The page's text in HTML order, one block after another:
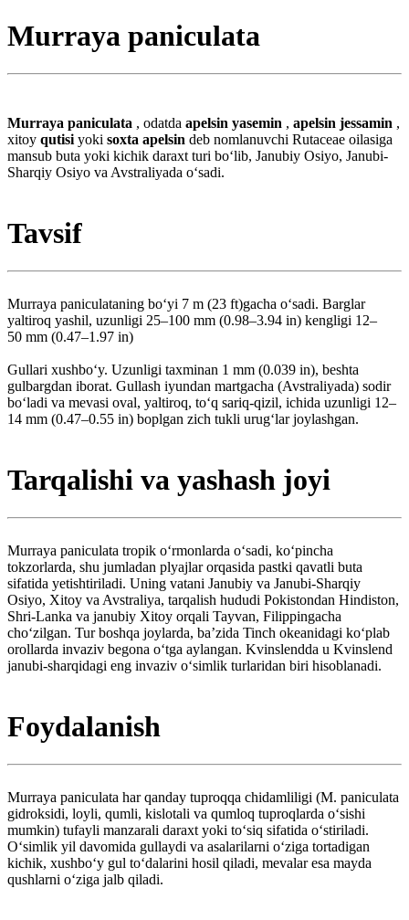
Murraya paniculata
Murraya paniculata , odatda apelsin yasemin , apelsin jessamin ,
xitoy qutisi yoki soxta apelsin deb nomlanuvchi Rutaceae oilasiga
mansub buta yoki kichik daraxt turi boʻlib, Janubiy Osiyo, Janubi-
Sharqiy Osiyo va Avstraliyada o‘sadi.
Tavsif
Murraya paniculataning bo‘yi 7 m (23 ft)gacha o‘sadi. Barglar
yaltiroq yashil, uzunligi 25–100 mm (0.98–3.94 in) kengligi 12–
50 mm (0.47–1.97 in)
Gullari xushboʻy. Uzunligi taxminan 1 mm (0.039 in), beshta
gulbargdan iborat. Gullash iyundan martgacha (Avstraliyada) sodir
boʻladi va mevasi oval, yaltiroq, toʻq sariq-qizil, ichida uzunligi 12–
14 mm (0.47–0.55 in) boplgan zich tukli urugʻlar joylashgan.
Tarqalishi va yashash joyi
Murraya paniculata tropik oʻrmonlarda oʻsadi, koʻpincha
tokzorlarda, shu jumladan plyajlar orqasida pastki qavatli buta
sifatida yetishtiriladi. Uning vatani Janubiy va Janubi-Sharqiy
Osiyo, Xitoy va Avstraliya, tarqalish hududi Pokistondan Hindiston,
Shri-Lanka va janubiy Xitoy orqali Tayvan, Filippingacha
choʻzilgan. Tur boshqa joylarda, baʼzida Tinch okeanidagi koʻplab
orollarda invaziv begona oʻtga aylangan. Kvinslendda u Kvinslend
janubi-sharqidagi eng invaziv oʻsimlik turlaridan biri hisoblanadi.
Foydalanish
Murraya paniculata har qanday tuproqqa chidamliligi (M. paniculata
gidroksidi, loyli, qumli, kislotali va qumloq tuproqlarda oʻsishi
mumkin) tufayli manzarali daraxt yoki toʻsiq sifatida oʻstiriladi.
Oʻsimlik yil davomida gullaydi va asalarilarni oʻziga tortadigan
kichik, xushboʻy gul toʻdalarini hosil qiladi, mevalar esa mayda
qushlarni oʻziga jalb qiladi.